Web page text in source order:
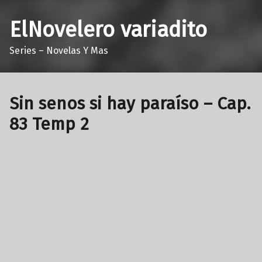
ElNovelero variadito
Series – Novelas Y Mas
Sin senos si hay paraíso – Cap.
83 Temp 2